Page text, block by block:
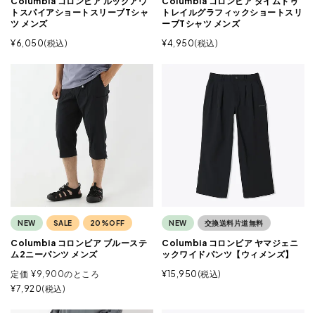
トスパイアショートスリーブTシャ
ツ メンズ
¥6,050 税込
トレイルグラフィックショートスリ
ーブTシャツ メンズ
¥4,950 税込
NEW SALE 20%OFF
Columbia コロンビア ブルーステ
ム2ニーパンツ メンズ
定価 ¥9,900のところ
¥7,920 税込
NEW 交換送料片道無料
Columbia コロンビア ヤマジェニ
ックワイドパンツ【ウィメンズ】
¥15,950 税込